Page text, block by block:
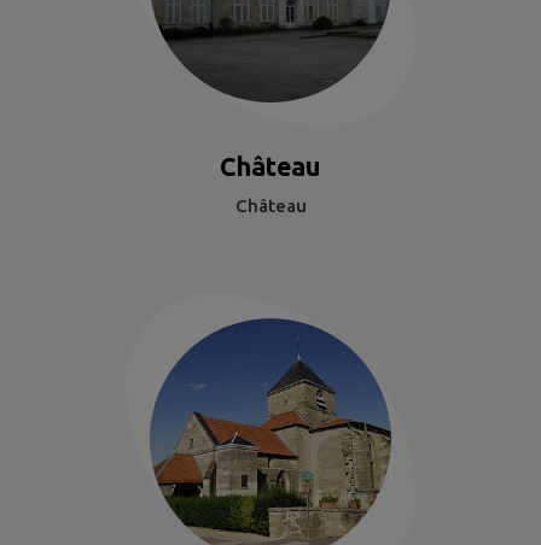
Château
Château